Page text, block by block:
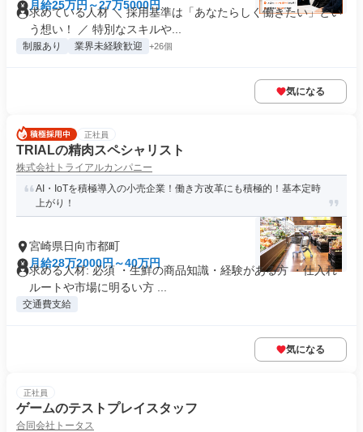
月給25万円～27万5000円
求めている人材 ＼ 採用基準は「あなたらしく働きたい」とい
う想い！ ／ 特別なスキルや...
制服あり 業界未経験歓迎 +26個
気になる
正社員
TRIALの精肉スペシャリスト
株式会社トライアルカンパニー
AI・IoTを積極導入の小売企業！働き方改革にも積極的！基本定時
上がり！
宮崎県日向市都町
月給28万2000円～40万円
求める人材: 必須 ・生鮮の商品知識・経験がある方 ・仕入れ
ルートや市場に明るい方 ...
交通費支給
気になる
正社員
ゲームのテストプレイスタッフ
合同会社トータス